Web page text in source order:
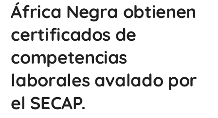
África Negra obtienen
certificados de
competencias
laborales avalado por
el SECAP.